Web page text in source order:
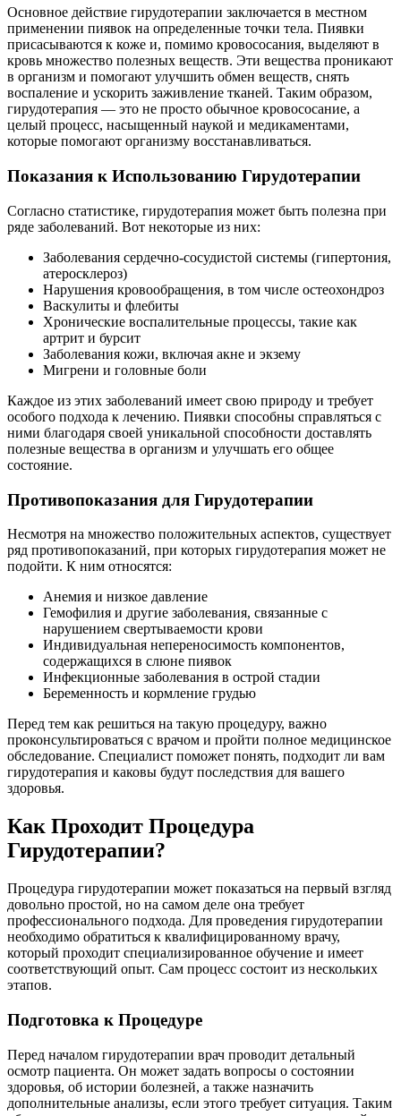
Основное действие гирудотерапии заключается в местном
применении пиявок на определенные точки тела. Пиявки
присасываются к коже и, помимо кровососания, выделяют в
кровь множество полезных веществ. Эти вещества проникают
в организм и помогают улучшить обмен веществ, снять
воспаление и ускорить заживление тканей. Таким образом,
гирудотерапия — это не просто обычное кровососание, а
целый процесс, насыщенный наукой и медикаментами,
которые помогают организму восстанавливаться.
Показания к Использованию Гирудотерапии
Согласно статистике, гирудотерапия может быть полезна при
ряде заболеваний. Вот некоторые из них:
Заболевания сердечно-сосудистой системы (гипертония,
атеросклероз)
Нарушения кровообращения, в том числе остеохондроз
Васкулиты и флебиты
Хронические воспалительные процессы, такие как
артрит и бурсит
Заболевания кожи, включая акне и экзему
Мигрени и головные боли
Каждое из этих заболеваний имеет свою природу и требует
особого подхода к лечению. Пиявки способны справляться с
ними благодаря своей уникальной способности доставлять
полезные вещества в организм и улучшать его общее
состояние.
Противопоказания для Гирудотерапии
Несмотря на множество положительных аспектов, существует
ряд противопоказаний, при которых гирудотерапия может не
подойти. К ним относятся:
Анемия и низкое давление
Гемофилия и другие заболевания, связанные с
нарушением свертываемости крови
Индивидуальная непереносимость компонентов,
содержащихся в слюне пиявок
Инфекционные заболевания в острой стадии
Беременность и кормление грудью
Перед тем как решиться на такую процедуру, важно
проконсультироваться с врачом и пройти полное медицинское
обследование. Специалист поможет понять, подходит ли вам
гирудотерапия и каковы будут последствия для вашего
здоровья.
Как Проходит Процедура
Гирудотерапии?
Процедура гирудотерапии может показаться на первый взгляд
довольно простой, но на самом деле она требует
профессионального подхода. Для проведения гирудотерапии
необходимо обратиться к квалифицированному врачу,
который проходит специализированное обучение и имеет
соответствующий опыт. Сам процесс состоит из нескольких
этапов.
Подготовка к Процедуре
Перед началом гирудотерапии врач проводит детальный
осмотр пациента. Он может задать вопросы о состоянии
здоровья, об истории болезней, а также назначить
дополнительные анализы, если этого требует ситуация. Таким